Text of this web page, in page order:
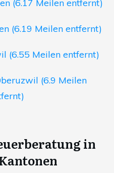
(6.17 Meilen entfernt)
(6.19 Meilen entfernt)
(6.55 Meilen entfernt)
(6.9 Meilen
in